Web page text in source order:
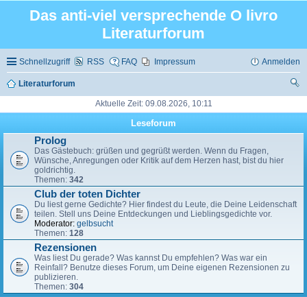
Das anti-viel versprechende O livro
Literaturforum
Schnellzugriff RSS FAQ Impressum Anmelden
Literaturforum
Aktuelle Zeit: 09.08.2026, 10:11
Leseforum
Prolog
Das Gästebuch: grüßen und gegrüßt werden. Wenn du Fragen,
Wünsche, Anregungen oder Kritik auf dem Herzen hast, bist du hier
goldrichtig.
Themen: 342
Club der toten Dichter
Du liest gerne Gedichte? Hier findest du Leute, die Deine Leidenschaft
teilen. Stell uns Deine Entdeckungen und Lieblingsgedichte vor.
Moderator: gelbsucht
Themen: 128
Rezensionen
Was liest Du gerade? Was kannst Du empfehlen? Was war ein
Reinfall? Benutze dieses Forum, um Deine eigenen Rezensionen zu
publizieren.
Themen: 304